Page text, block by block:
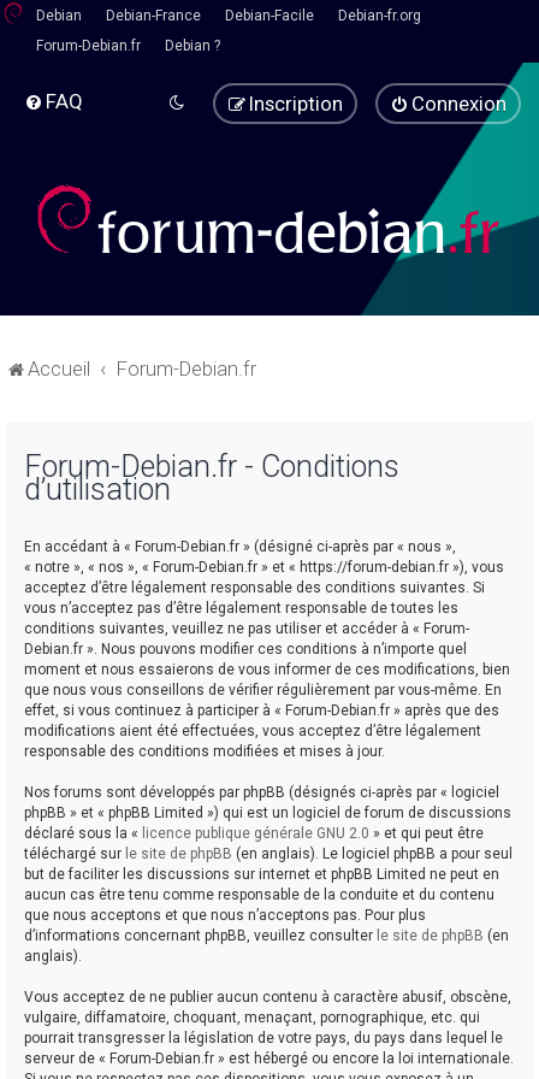
Debian Debian-France Debian-Facile
Debian-fr.org
Forum-Debian.fr
Debian ?
FAQ Connexion
Inscription
Accueil Forum-Debian.fr
Forum-Debian.fr - Conditions
d’utilisation
En accédant à « Forum-Debian.fr » (désigné ci-après par « nous »,
« notre », « nos », « Forum-Debian.fr » et « https://forum-debian.fr »), vous
acceptez d’être légalement responsable des conditions suivantes. Si
vous n’acceptez pas d’être légalement responsable de toutes les
conditions suivantes, veuillez ne pas utiliser et accéder à « Forum-
Debian.fr ». Nous pouvons modifier ces conditions à n’importe quel
moment et nous essaierons de vous informer de ces modifications, bien
que nous vous conseillons de vérifier régulièrement par vous-même. En
effet, si vous continuez à participer à « Forum-Debian.fr » après que des
modifications aient été effectuées, vous acceptez d’être légalement
responsable des conditions modifiées et mises à jour.
Nos forums sont développés par phpBB (désignés ci-après par « logiciel
phpBB » et « phpBB Limited ») qui est un logiciel de forum de discussions
déclaré sous la « licence publique générale GNU 2.0 » et qui peut être
téléchargé sur le site de phpBB (en anglais). Le logiciel phpBB a pour seul
but de faciliter les discussions sur internet et phpBB Limited ne peut en
aucun cas être tenu comme responsable de la conduite et du contenu
que nous acceptons et que nous n’acceptons pas. Pour plus
d’informations concernant phpBB, veuillez consulter le site de phpBB (en
anglais).
Vous acceptez de ne publier aucun contenu à caractère abusif, obscène,
vulgaire, diffamatoire, choquant, menaçant, pornographique, etc. qui
pourrait transgresser la législation de votre pays, du pays dans lequel le
serveur de « Forum-Debian.fr » est hébergé ou encore la loi internationale.